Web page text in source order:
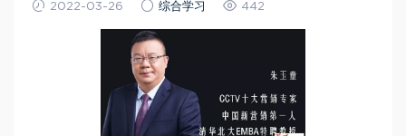
2022-03-26 综合学习 442